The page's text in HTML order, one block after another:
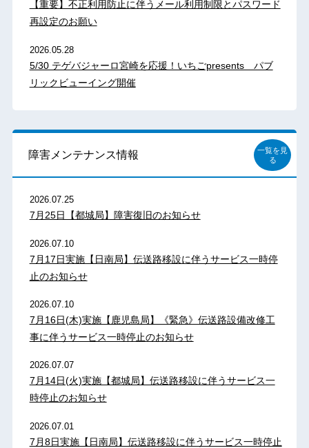
【重要】不正利用防止に伴うメール利用制限とパスワード
再設定のお願い
2026.05.28
5/30 テゲバジャーロ宮崎を応援！いちごpresents パブ
リックビューイング開催
障害メンテナンス情報
一覧を見
る
2026.07.25
7月25日【都城局】障害復旧のお知らせ
2026.07.10
7月17日実施【日南局】伝送路移設に伴うサービス一時停
止のお知らせ
2026.07.10
7月16日(木)実施【鹿児島局】《緊急》伝送路設備改修工
事に伴うサービス一時停止のお知らせ
2026.07.07
7月14日(火)実施【都城局】伝送路移設に伴うサービス一
時停止のお知らせ
2026.07.01
7月8日実施【日南局】伝送路移設に伴うサービス一時停止